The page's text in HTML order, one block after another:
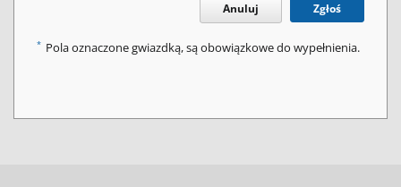
Anuluj Zgłoś
* Pola oznaczone gwiazdką, są obowiązkowe do wypełnienia.